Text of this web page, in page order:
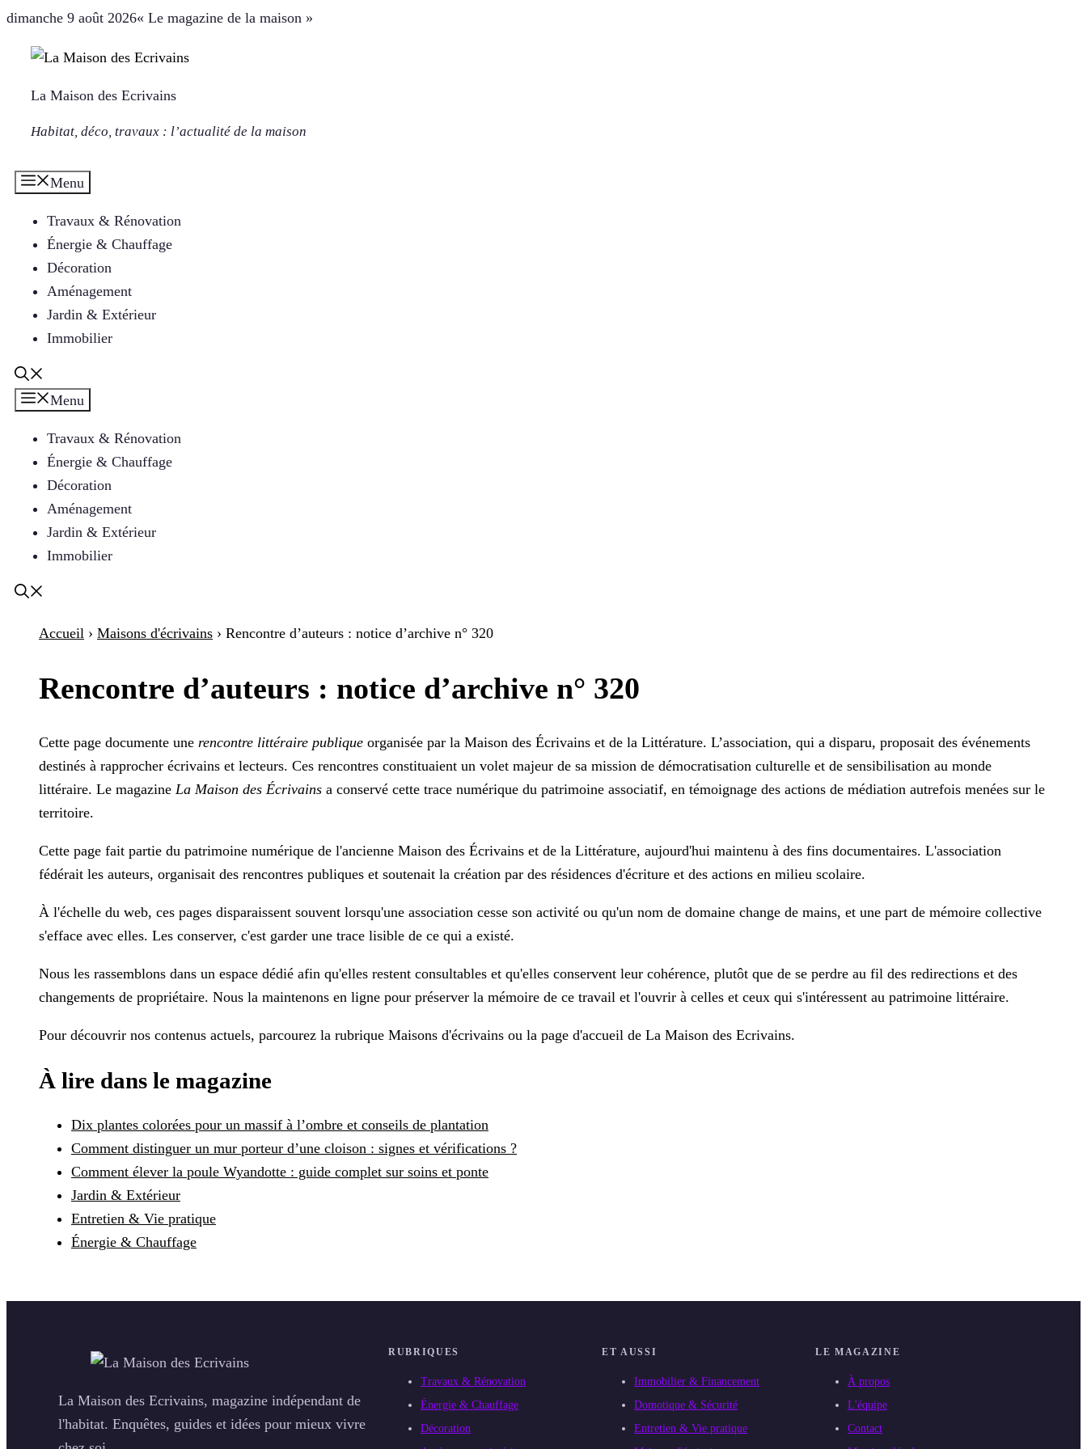
Aller
contenu
dimanche 9 août 2026« Le magazine de la maison »
La Maison des Ecrivains
Habitat, déco, travaux : l’actualité de la maison
Menu
Travaux & Rénovation
Énergie & Chauffage
Décoration
Aménagement
Jardin & Extérieur
Immobilier
Menu
Travaux & Rénovation
Énergie & Chauffage
Décoration
Aménagement
Jardin & Extérieur
Immobilier
Accueil › Maisons d'écrivains › Rencontre d’auteurs : notice d’archive n° 320
Rencontre d’auteurs : notice d’archive n° 320
Cette page documente une rencontre littéraire publique organisée par la Maison des Écrivains et de la Littérature. L’association, qui a disparu, proposait des événements
destinés à rapprocher écrivains et lecteurs. Ces rencontres constituaient un volet majeur de sa mission de démocratisation culturelle et de sensibilisation au monde
littéraire. Le magazine La Maison des Écrivains a conservé cette trace numérique du patrimoine associatif, en témoignage des actions de médiation autrefois menées sur le
territoire.
Cette page fait partie du patrimoine numérique de l'ancienne Maison des Écrivains et de la Littérature, aujourd'hui maintenu à des fins documentaires. L'association
fédérait les auteurs, organisait des rencontres publiques et soutenait la création par des résidences d'écriture et des actions en milieu scolaire.
À l'échelle du web, ces pages disparaissent souvent lorsqu'une association cesse son activité ou qu'un nom de domaine change de mains, et une part de mémoire collective
s'efface avec elles. Les conserver, c'est garder une trace lisible de ce qui a existé.
Nous les rassemblons dans un espace dédié afin qu'elles restent consultables et qu'elles conservent leur cohérence, plutôt que de se perdre au fil des redirections et des
changements de propriétaire. Nous la maintenons en ligne pour préserver la mémoire de ce travail et l'ouvrir à celles et ceux qui s'intéressent au patrimoine littéraire.
Pour découvrir nos contenus actuels, parcourez la rubrique Maisons d'écrivains ou la page d'accueil de La Maison des Ecrivains.
À lire dans le magazine
Dix plantes colorées pour un massif à l’ombre et conseils de plantation
Comment distinguer un mur porteur d’une cloison : signes et vérifications ?
Comment élever la poule Wyandotte : guide complet sur soins et ponte
Jardin & Extérieur
Entretien & Vie pratique
Énergie & Chauffage
La Maison des Ecrivains, magazine indépendant de
l'habitat. Enquêtes, guides et idées pour mieux vivre
RUBRIQUES
Travaux & Rénovation
Énergie & Chauffage
Décoration
ET AUSSI
Immobilier & Financement
Domotique & Sécurité
Entretien & Vie pratique
LE MAGAZINE
À propos
L'équipe
Contact